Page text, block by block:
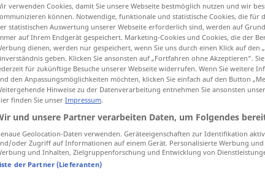
ansehenanblicken, betrachten
sieh (mal) an! UMG
kàndechū tāde
mǒushì
jemanden,etwasansehen als
verwenden Cookies, damit Sie unsere Webseite bestmöglich nutzen und wir
können. Notwendige, funktionale und statistische Cookies, die für
statistischen Auswertung unserer Webseite erforderlich sind, werden auf
auf Ihrem Endgerät gespeichert. Marketing-Cookies und Cookies, die der
dienen, werden nur gespeichert, wenn Sie uns durch einen Klick auf den
geben. Klicken Sie ansonsten auf „Fortfahren ohne Akzeptieren“.
für zukünftige Besuche unserer Webseite widerrufen. Wenn Sie weitere
den Anpassungsmöglichkeiten möchten, klicken Sie einfach auf den Button
Hinweise zu der Datenverarbeitung entnehmen Sie ansonsten
finden Sie unser Impressum.
und unsere Partner verarbeiten Daten, um Folgendes
Geolocation-Daten verwenden. Geräteeigenschaften zur Identifikation
oder Zugriff auf Informationen auf einem Gerät. Personalisierte Werbung
und Inhalten, Zielgruppenforschung und Entwicklung von
der Partner (Lieferanten)